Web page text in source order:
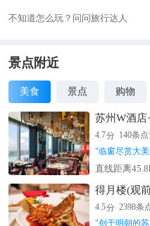
不知道怎么玩？问问旅行达人
景点附近
美食 景点 购物
苏州W酒店
4.7分 140条
"临窗尽赏大
直线距离
得月楼(观
4.5分 2398条
"创于明朝的